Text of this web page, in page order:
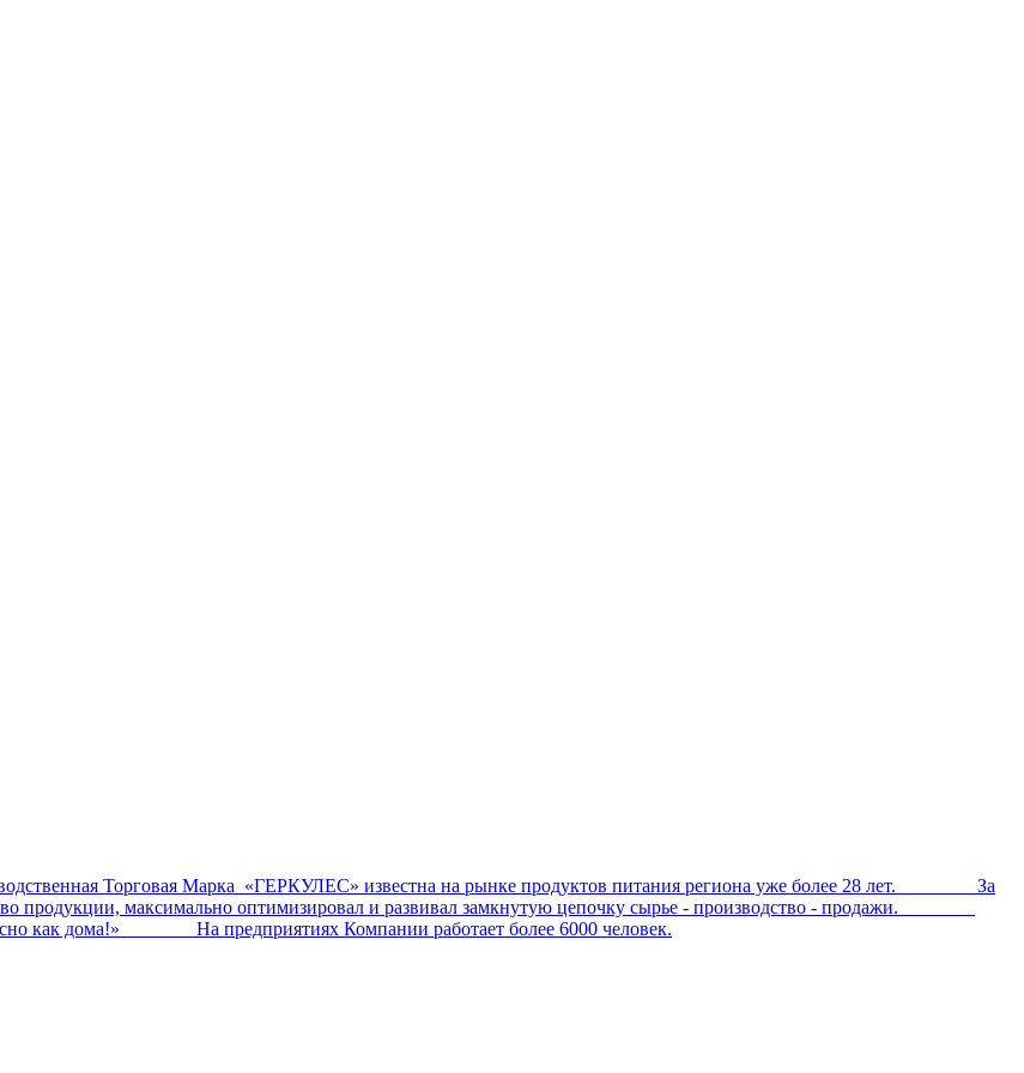
Торговая Марка «ГЕРКУЛЕС» известна на рынке продуктов питания региона уже более 28 лет. За
продукции, максимально оптимизировал и развивал замкнутую цепочку сырье - производство - продажи.
как дома!» На предприятиях Компании работает более 6000 человек.